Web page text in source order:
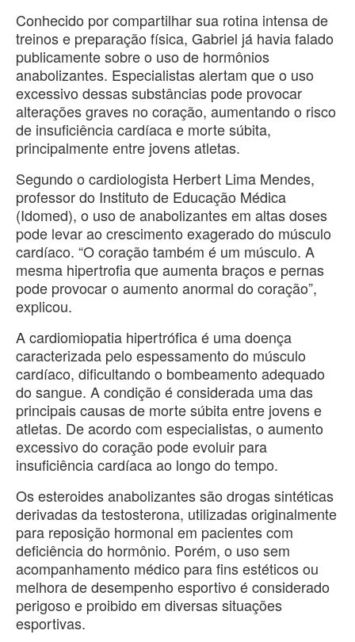
Conhecido por compartilhar sua rotina intensa de
treinos e preparação física, Gabriel já havia falado
publicamente sobre o uso de hormônios
anabolizantes. Especialistas alertam que o uso
excessivo dessas substâncias pode provocar
alterações graves no coração, aumentando o risco
de insuficiência cardíaca e morte súbita,
principalmente entre jovens atletas.
Segundo o cardiologista Herbert Lima Mendes,
professor do Instituto de Educação Médica
(Idomed), o uso de anabolizantes em altas doses
pode levar ao crescimento exagerado do músculo
cardíaco. “O coração também é um músculo. A
mesma hipertrofia que aumenta braços e pernas
pode provocar o aumento anormal do coração”,
explicou.
A cardiomiopatia hipertrófica é uma doença
caracterizada pelo espessamento do músculo
cardíaco, dificultando o bombeamento adequado
do sangue. A condição é considerada uma das
principais causas de morte súbita entre jovens e
atletas. De acordo com especialistas, o aumento
excessivo do coração pode evoluir para
insuficiência cardíaca ao longo do tempo.
Os esteroides anabolizantes são drogas sintéticas
derivadas da testosterona, utilizadas originalmente
para reposição hormonal em pacientes com
deficiência do hormônio. Porém, o uso sem
acompanhamento médico para fins estéticos ou
melhora de desempenho esportivo é considerado
perigoso e proibido em diversas situações
esportivas.